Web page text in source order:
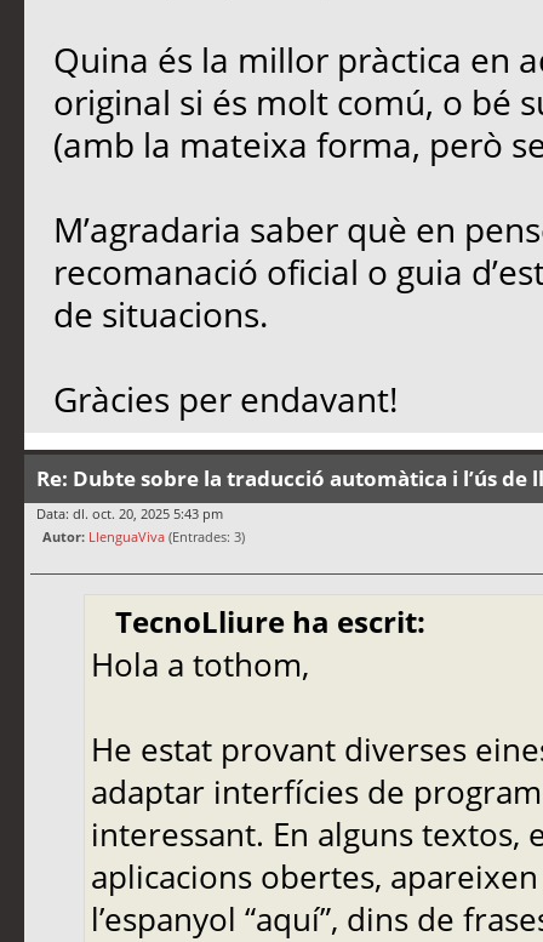
Quina és la millor pràctica en
original si és molt comú, o bé
(amb la mateixa forma, però
M’agradaria saber què en
recomanació oficial o guia
de situacions.
Gràcies per endavant!
Re: Dubte sobre la traducció automàtica i l’ús de
Data: dl. oct. 20, 2025 5:43 pm
Autor: LlenguaViva (Entrades: 3)
TecnoLliure ha escrit:
Hola a tothom,
He estat provant diverses
adaptar interfícies de
interessant. En alguns
aplicacions obertes,
l’espanyol “aquí”, dins de